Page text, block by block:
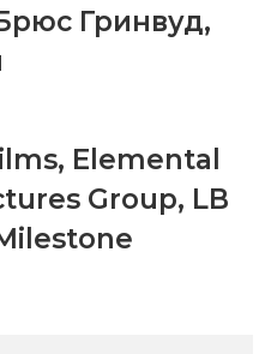
Гринвуд,
, Elemental
Group, LB